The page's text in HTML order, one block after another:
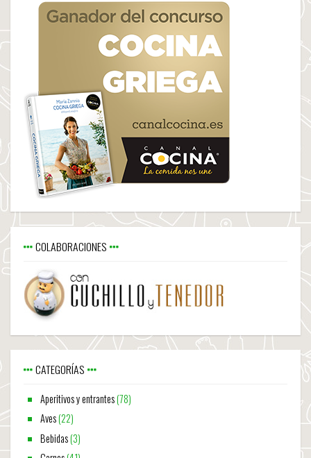
COLABORACIONES
CATEGORÍAS
Aperitivos y entrantes(78)
Aves(22)
Bebidas(3)